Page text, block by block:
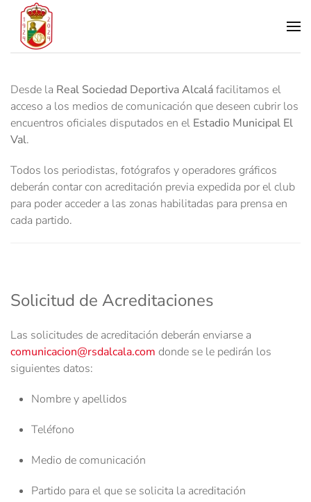
Skip to main content
Desde la Real Sociedad Deportiva Alcaláfacilitamos el
acceso a los medios de comunicación que deseen cubrir los
encuentros oficiales disputados en el Estadio Municipal El
Val.
Todos los periodistas, fotógrafos y operadores gráficos
deberán contar con acreditación previa expedida por el club
para poder acceder a las zonas habilitadas para prensa en
cada partido.
Solicitud de Acreditaciones
Las solicitudes de acreditación deberán enviarse a
comunicacion@rsdalcala.com donde se le pedirán los
siguientes datos:
Nombre y apellidos
Teléfono
Medio de comunicación
Partido para el que se solicita la acreditación